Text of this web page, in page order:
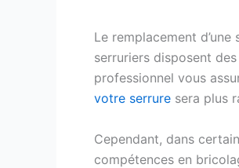
Le remplacement
serruriers disposent
professionnel vous
votre serrure sera plus
Cependant, dans
compétences en